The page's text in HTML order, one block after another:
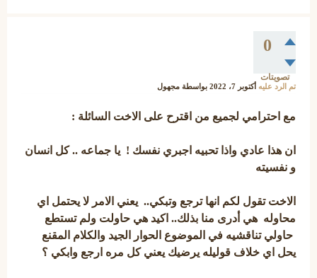
0
تصويتات
تم الرد عليه أكتوبر 7، 2022 بواسطة مجهول
مع احترامي لجميع من اقترح على الاخت السائلة :
ان هذا عادي واذا تحبيه اجبري نفسك ! يا جماعه .. كل انسان
و نفسيته
الاخت تقول لكم انها ترجع وتبكي.. يعني الامر لا يحتمل اي
محاوله هي أدرى منا بذلك.. اكيد هي حاولت ولم تستطع
حاولي تناقشيه في الموضوع الحوار الجيد والكلام المقنع
يحل اي خلاف قوليله يرضيك يعني كل مره ارجع وابكي ؟